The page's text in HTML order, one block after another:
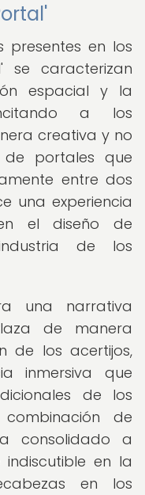
presentes en los
se caracterizan
espacial y la
a los
creativa y no
de portales que
entre dos
una experiencia
el diseño de
de los
una narrativa
de manera
de los acertijos,
inmersiva que
de los
de
consolidado a
en la
en los